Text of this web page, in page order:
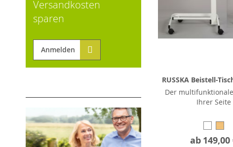
RUSSKA Beistell-
Der
Ihrer Seite
ab 149,00
Versandkosten
sparen
Anmelden